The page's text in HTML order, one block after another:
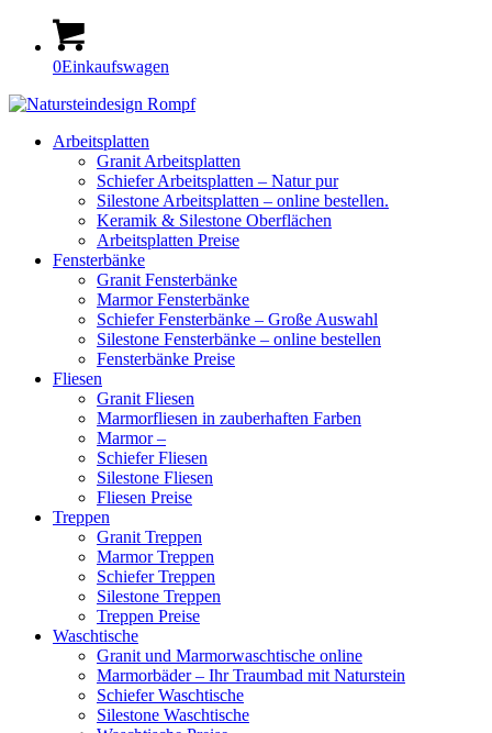
0Einkaufswagen
Arbeitsplatten
Granit Arbeitsplatten
Schiefer Arbeitsplatten – Natur pur
Silestone Arbeitsplatten – online bestellen.
Keramik & Silestone Oberflächen
Arbeitsplatten Preise
Fensterbänke
Granit Fensterbänke
Marmor Fensterbänke
Schiefer Fensterbänke – Große Auswahl
Silestone Fensterbänke – online bestellen
Fensterbänke Preise
Fliesen
Granit Fliesen
Marmorfliesen in zauberhaften Farben
Marmor –
Schiefer Fliesen
Silestone Fliesen
Fliesen Preise
Treppen
Granit Treppen
Marmor Treppen
Schiefer Treppen
Silestone Treppen
Treppen Preise
Waschtische
Granit und Marmorwaschtische online
Marmorbäder – Ihr Traumbad mit Naturstein
Schiefer Waschtische
Silestone Waschtische